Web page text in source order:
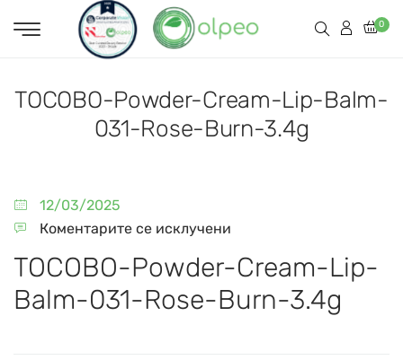
0
TOCOBO-Powder-Cream-Lip-Balm-
031-Rose-Burn-3.4g
12/03/2025
Коментарите се исклучени
TOCOBO-Powder-Cream-Lip-
Balm-031-Rose-Burn-3.4g